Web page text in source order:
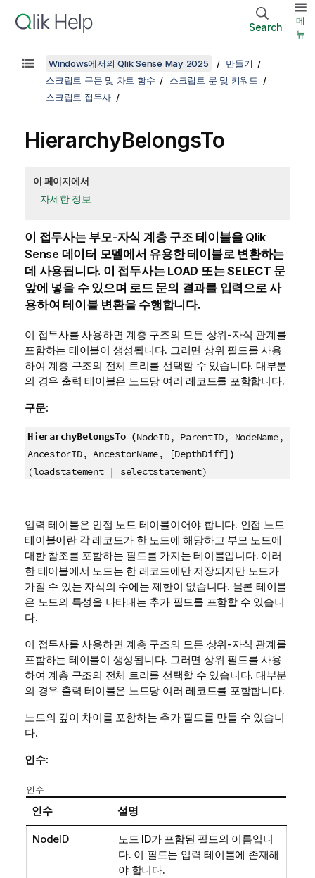
Search
메
뉴
Windows에서의 Qlik Sense May 2025
만들기
스크립트 구문 및 차트 함수
스크립트 문 및 키워드
스크립트 접두사
HierarchyBelongsTo
이 페이지에서
자세한 정보
이 접두사는 부모-자식 계층 구조 테이블을 Qlik
Sense데이터 모델에서 유용한 테이블로 변환하는
데 사용됩니다. 이 접두사는 LOAD 또는SELECT 문
앞에 넣을 수 있으며 로드 문의 결과를 입력으로 사
용하여 테이블 변환을 수행합니다.
이 접두사를 사용하면 계층 구조의 모든 상위-자식 관계를
포함하는 테이블이 생성됩니다. 그러면 상위 필드를 사용
하여 계층 구조의 전체 트리를 선택할 수 있습니다. 대부분
의 경우 출력 테이블은 노드당 여러 레코드를 포함합니다.
구문:
HierarchyBelongsTo (NodeID, ParentID, NodeName,
AncestorID, AncestorName, [DepthDiff] )
(loadstatement | selectstatement)
입력 테이블은 인접 노드 테이블이어야 합니다. 인접 노드
테이블이란 각 레코드가 한 노드에 해당하고 부모 노드에
대한 참조를 포함하는 필드를 가지는 테이블입니다. 이러
한 테이블에서 노드는 한 레코드에만 저장되지만 노드가
가질 수 있는 자식의 수에는 제한이 없습니다. 물론 테이블
은 노드의 특성을 나타내는 추가 필드를 포함할 수 있습니
다.
이 접두사를 사용하면 계층 구조의 모든 상위-자식 관계를
포함하는 테이블이 생성됩니다. 그러면 상위 필드를 사용
하여 계층 구조의 전체 트리를 선택할 수 있습니다. 대부분
의 경우 출력 테이블은 노드당 여러 레코드를 포함합니다.
노드의 깊이 차이를 포함하는 추가 필드를 만들 수 있습니
다.
인수:
인수
인수 설명
NodeID
노드 ID가 포함된 필드의 이름입니
다. 이 필드는 입력 테이블에 존재해
야 합니다.